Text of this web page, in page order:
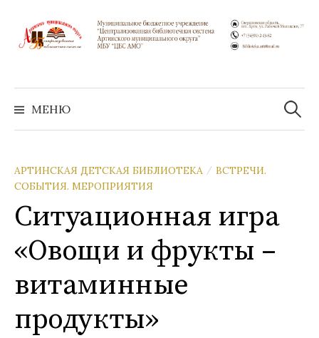
содержимому
МЕНЮ
Найти:
АРТИНСКАЯ ДЕТСКАЯ БИБЛИОТЕКА / ВСТРЕЧИ.
СОБЫТИЯ. МЕРОПРИЯТИЯ
Ситуационная игра
«Овощи и фрукты –
витаминные
продукты»